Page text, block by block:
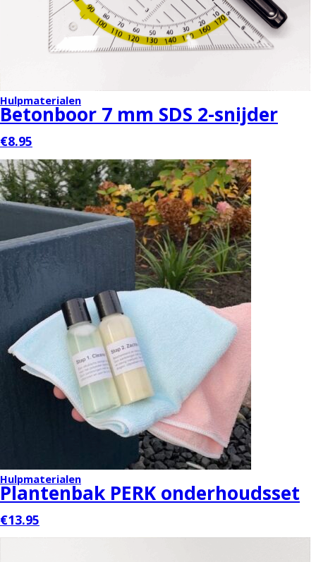
Hulpmaterialen
Betonboor 7 mm SDS 2-snijder
€8.95
Hulpmaterialen
Plantenbak PERK onderhoudsset
€13.95